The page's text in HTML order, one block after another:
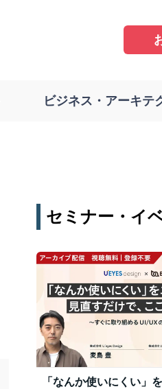
ビジネス・アーキテ
セミナー・イ
「なんか使いにくい」